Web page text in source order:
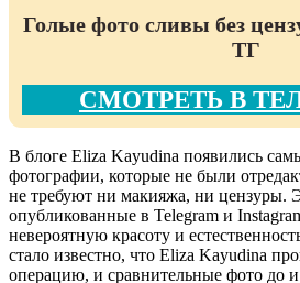
Голые фото сливы без
ТГ
СМОТРЕТЬ В
В блоге Eliza Kayudina появились
фотографии, которые не были
не требуют ни макияжа, ни цензуры.
опубликованные в Telegram и
невероятную красоту и
стало известно, что Eliza Kayudina
операцию, и сравнительные фото до